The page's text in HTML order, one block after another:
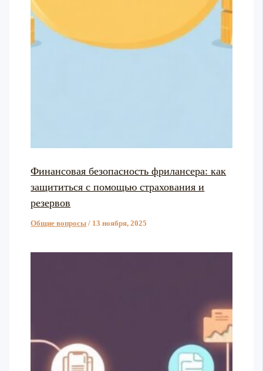
Финансовая безопасность фрилансера: как
защититься с помощью страхования и
резервов
Общие вопросы / 13 ноября, 2025